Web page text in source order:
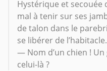
Hystérique et secouée
mal à tenir sur ses
de talon dans le
se libérer de l’habitacle.
— Nom d’un chien ! Un
celui-là ?